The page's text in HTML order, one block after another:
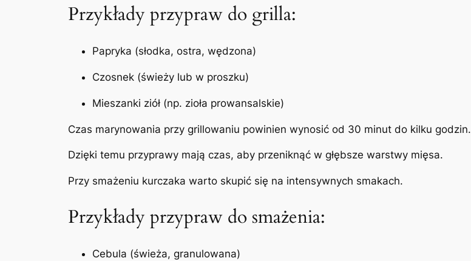
Przykłady przypraw do grilla:
Papryka (słodka, ostra, wędzona)
Czosnek (świeży lub w proszku)
Mieszanki ziół (np. zioła prowansalskie)
Czas marynowania przy grillowaniu powinien wynosić od 30 minut do kilku godzin.
Dzięki temu przyprawy mają czas, aby przeniknąć w głębsze warstwy mięsa.
Przy smażeniu kurczaka warto skupić się na intensywnych smakach.
Przykłady przypraw do smażenia:
Cebula (świeża, granulowana)